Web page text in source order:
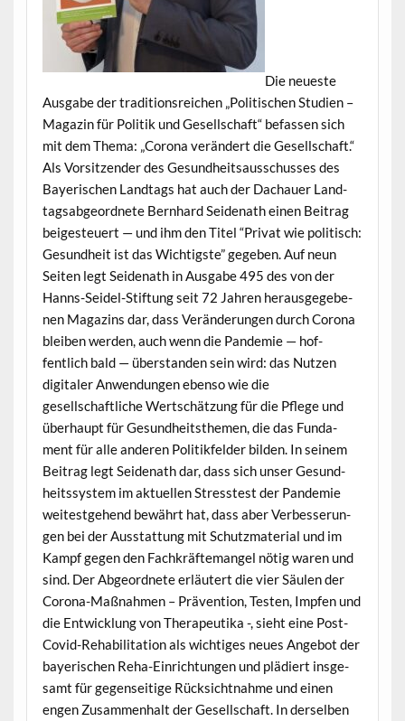
Die neueste
Aus­gabe der tra­di­tion­sre­ichen „Poli­tis­chen Stu­di­en –
Mag­a­zin für Poli­tik und Gesellschaft“ befassen sich
mit dem The­ma: „Coro­na verän­dert die Gesellschaft.“
Als Vor­sitzen­der des Gesund­heit­sauss­chuss­es des
Bay­erischen Land­tags hat auch der Dachauer Land­
tagsab­ge­ord­nete Bern­hard Sei­de­nath einen Beitrag
beiges­teuert — und ihm den Titel “Pri­vat wie poli­tisch:
Gesund­heit ist das Wichtig­ste” gegeben. Auf neun
Seit­en legt Sei­de­nath in Aus­gabe 495 des von der
Hanns-Sei­del-Stiftung seit 72 Jahren her­aus­gegebe­
nen Mag­a­zins dar, dass Verän­derun­gen durch Coro­na
bleiben wer­den, auch wenn die Pan­demie — hof­
fentlich bald — über­standen sein wird: das Nutzen
dig­i­taler Anwen­dun­gen eben­so wie die
gesellschaftliche Wertschätzung für die Pflege und
über­haupt für Gesund­heit­s­the­men, die das Fun­da­
ment für alle anderen Poli­tik­felder bilden. In seinem
Beitrag legt Sei­de­nath dar, dass sich unser Gesund­
heitssys­tem im aktuellen Stresstest der Pan­demie
weitest­ge­hend bewährt hat, dass aber Verbesserun­
gen bei der Ausstat­tung mit Schutz­ma­te­r­i­al und im
Kampf gegen den Fachkräfte­man­gel nötig waren und
sind. Der Abge­ord­nete erläutert die vier Säulen der
Coro­na-Maß­nah­men – Präven­tion, Testen, Impfen und
die Entwick­lung von Ther­a­peu­ti­ka -, sieht eine Post-
Covid-Reha­bil­i­ta­tion als wichtiges neues Ange­bot der
bay­erischen Reha-Ein­rich­tun­gen und plädiert ins­ge­
samt für gegen­seit­ige Rück­sicht­nahme und einen
engen Zusam­men­halt der Gesellschaft. In der­sel­ben